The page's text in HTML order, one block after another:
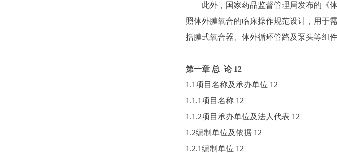
此外，国家药品监督管理局发布的《
照体外膜氧合的临床操作规范设计，用于
括膜式氧合器、体外循环管路及泵头等组件
第一章 总 论 12
1.1项目名称及承办单位 12
1.1.1项目名称 12
1.1.2项目承办单位及法人代表 12
1.2编制单位及依据 12
1.2.1编制单位 12